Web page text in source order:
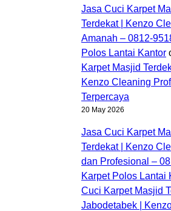
Jasa Cuci Karpet
Terdekat | Kenzo
Amanah – 0812-
Polos Lantai Kantor
Karpet Masjid
Kenzo Cleaning
Terpercaya
20 May 2026
Jasa Cuci Karpet
Terdekat | Kenzo
dan Profesional –
Karpet Polos Lantai
Cuci Karpet Masjid
Jabodetabek |